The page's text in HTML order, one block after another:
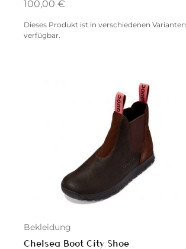
100,00 €
Dieses Produkt ist in verschiedenen Varianten
verfügbar.
Bekleidung
Chelsea Boot City Shoe